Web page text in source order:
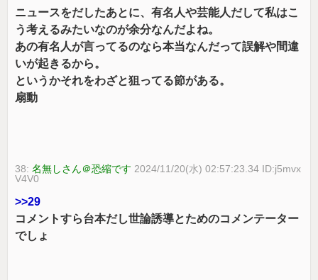
ニュースをだしたあとに、有名人や芸能人だして私はこ
う考えるみたいなのが余分なんだよね。
あの有名人が言ってるのなら本当なんだって誤解や間違
いが起きるから。
というかそれをわざと狙ってる節がある。
扇動
38:名無しさん＠恐縮です 2024/11/20(水) 02:57:23.34 ID:j5mvx
V4V0
>>29
コメントすら台本だし世論誘導とためのコメンテーター
でしょ